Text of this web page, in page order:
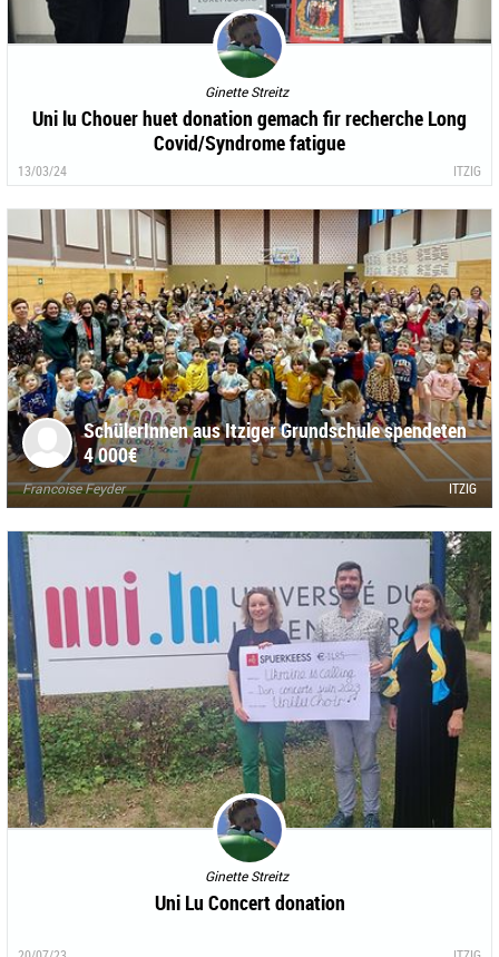
Ginette Streitz
Uni lu Chouer huet donation gemach fir recherche Long
Covid/Syndrome fatigue
13/03/24 ITZIG
SchülerInnen aus Itziger Grundschule spendeten
4 000€
Francoise Feyder ITZIG
Ginette Streitz
Uni Lu Concert donation